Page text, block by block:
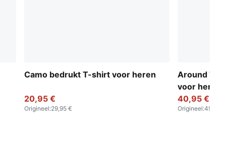
Camo bedrukt T-shirt voor heren
20,95 €
Origineel:29,95 €
Around
voor heren
40,95 €
Origineel:49,95 €